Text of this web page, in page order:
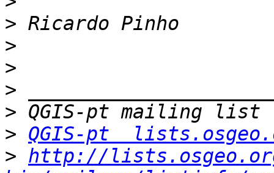
>
>
>
>
>
> QGIS-pt
> http://